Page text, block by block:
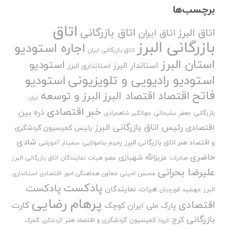
برچسب‌ها
اتاق البرزاتاق ایران اتاق بازرگانی اتاق
بازرگانی البرز اتاق بازرگانی ایران اجاره استودیو
استان البرز استاندار البرز استانداری البرز استودیو
استودیو رادیویی و تلویزیونیاستودیو
فاتح اقتصاد اقتصاد البرزالبرز و توسعه ایران
بازرگانی جعفر سلیمانی جهانگیر شاهمرادی خبر اقتصادی ذره بین
اقتصادی رئیس اتاق بازرگانی البرز رئیس کمیسیون گردشگری
و اقتصاد هنر اتاق بازرگانی البرز رحیم بنامولایی سمینار آموزشی شادی
حاضری صادرات عزیزالله شهبازی عضو هیات نمایندگان اتاق بازرگانی البرز
علیرضا بحرانی محسن امینی معاون هماهنگی امور اقتصادی استانداری
البرز مهشید قورچیان هیات نمایندگان پادکست پادکست
اقتصادی پارک ملی ایران کوچک پرهام رضایی کارت
بازرگانی کرج کرونا کمیسیون گردشگری و اقتصاد هنر گردشگری گمرک